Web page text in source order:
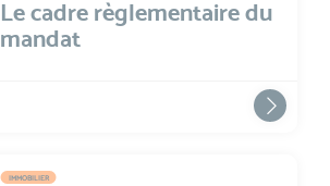
Le cadre règlementaire du
mandat
IMMOBILIER